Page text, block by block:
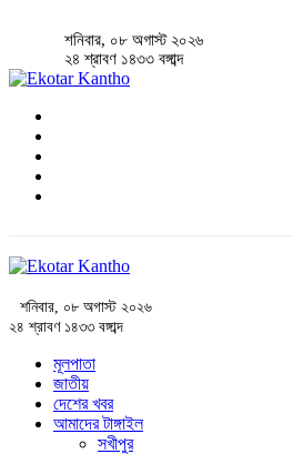
শনিবার, ০৮ অগাস্ট ২০২৬
২৪ শ্রাবণ ১৪৩৩ বঙ্গাব্দ
শনিবার, ০৮ অগাস্ট ২০২৬
২৪ শ্রাবণ ১৪৩৩ বঙ্গাব্দ
মূলপাতা
জাতীয়
দেশের খবর
আমাদের টাঙ্গাইল
সখীপুর